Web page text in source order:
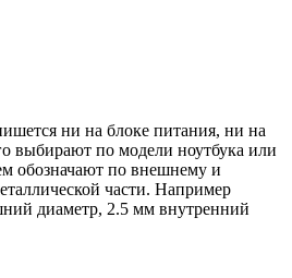
ни на блоке питания, ни на
выбирают по модели ноутбука или
обозначают по внешнему и
части. Например
диаметр, 2.5 мм внутренний